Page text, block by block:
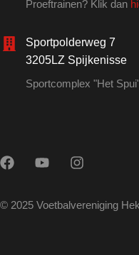
Proeftrainen? Klik dan
Sportpolderweg 7
3205LZ Spijkenisse
Sportcomplex "Het
© 2025 Voetbalvereniging